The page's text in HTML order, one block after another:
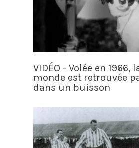
VIDÉO - Volée en 1966,
monde est retrouvée
dans un buisson